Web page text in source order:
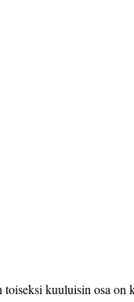
kuuluisin osa